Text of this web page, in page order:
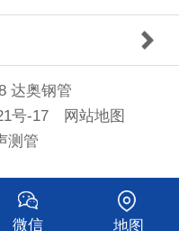
达奥钢管
号-17
网站地图
测管
微信 地图